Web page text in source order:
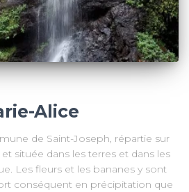
Alice
de Saint-Joseph, répartie sur
située dans les terres et dans les
Les fleurs et les bananes y sont
conséquent en précipitation que